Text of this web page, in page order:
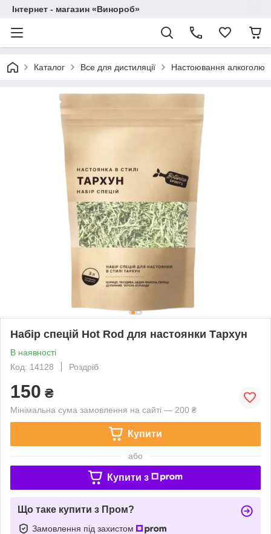
Інтернет - магазин «Винороб»
Каталог Все для дистиляції Настоювання алкоголю
Набір спецій Hot Rod для настоянки Тархун
В наявності
Код: 14128
Роздріб
150 ₴
Мінімальна сума замовлення на сайті — 200 ₴
Купити
або
Купити з
Що таке купити з Пром?
Замовлення під захистом